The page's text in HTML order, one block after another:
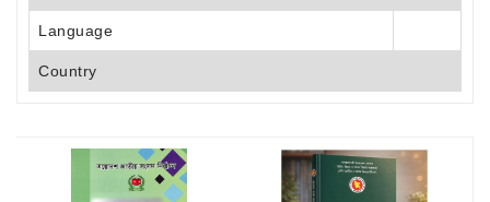
Language
Country